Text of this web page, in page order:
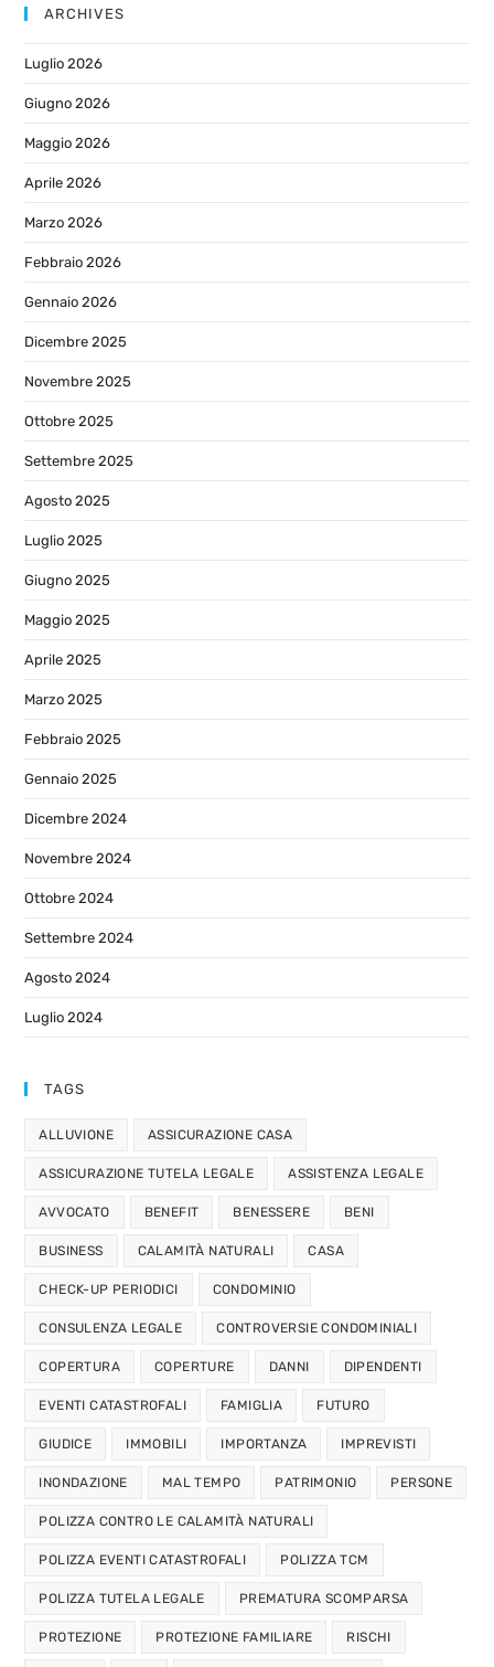
ARCHIVES
Luglio 2026
Giugno 2026
Maggio 2026
Aprile 2026
Marzo 2026
Febbraio 2026
Gennaio 2026
Dicembre 2025
Novembre 2025
Ottobre 2025
Settembre 2025
Agosto 2025
Luglio 2025
Giugno 2025
Maggio 2025
Aprile 2025
Marzo 2025
Febbraio 2025
Gennaio 2025
Dicembre 2024
Novembre 2024
Ottobre 2024
Settembre 2024
Agosto 2024
Luglio 2024
TAGS
ALLUVIONE ASSICURAZIONE CASA
ASSICURAZIONE TUTELA LEGALE ASSISTENZA LEGALE
AVVOCATO BENEFIT BENESSERE BENI
BUSINESS CALAMITÀ NATURALI CASA
CHECK-UP PERIODICI CONDOMINIO
CONSULENZA LEGALE CONTROVERSIE CONDOMINIALI
COPERTURA COPERTURE DANNI DIPENDENTI
EVENTI CATASTROFALI FAMIGLIA FUTURO
GIUDICE IMMOBILI IMPORTANZA IMPREVISTI
INONDAZIONE MAL TEMPO PATRIMONIO PERSONE
POLIZZA CONTRO LE CALAMITÀ NATURALI
POLIZZA EVENTI CATASTROFALI POLIZZA TCM
POLIZZA TUTELA LEGALE PREMATURA SCOMPARSA
PROTEZIONE PROTEZIONE FAMILIARE RISCHI